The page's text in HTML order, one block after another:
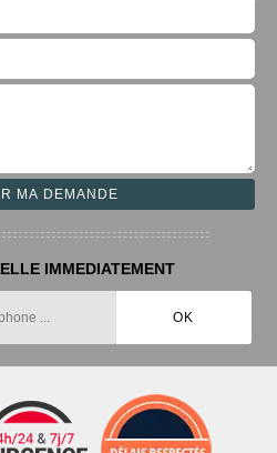
IMMEDIATEMENT